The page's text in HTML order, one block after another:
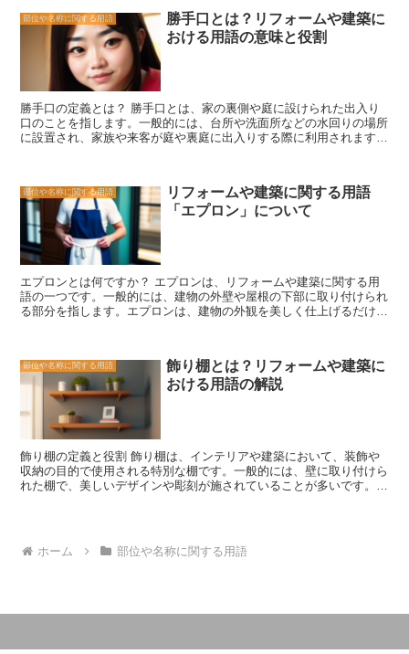
役割を理解し、適切なデザインや材料を選ぶことが重要です。
建築では、軒裏を通じて自然の恵みを受けることができるため、快適
な居住空間を実現することができます。 軒裏の魅力は、その美しさ
と機能性にあります。和風建築の特徴である曲線や彫刻が施された軒
裏は、建物に優雅さと風格を与えます。また、軒裏の空間は、季節の
変化や自然の風景を楽しむことができる場所でもあります。春の桜や
秋の紅葉など、日本の美しい風景を軒裏から眺めることができるので
す。 さらに、軒裏は、和風建築の伝統的な技術や知恵が詰まった場
所でもあります。軒裏の構造や装飾は、職人の技術と美意識が反映さ
れています。和風建築の魅力を引き立てるためには、軒裏のデザイン
い曲線や彫刻、そして自然の風景を楽しむことができる空間は、和風
建築の魅力を存分に引き出してくれます。和風建築に興味がある方
は、ぜひ軒裏の魅力に注目してみてください。
部位や名称に関する用語
勝手口とは？リフォームや建築に
おける用語の意味と役割
勝手口の定義とは？ 勝手口とは、家の裏側や庭に設けられた出入り
口のことを指します。一般的には、台所や洗面所などの水回りの場所
に設置され、家族や来客が庭や裏庭に出入りする際に利用されます。
重宝されます。 さらに、勝手口は非常時にも重要な役割を果たしま
す。火災や地震などの災害が発生した際には、勝手口が避難経路とし
て利用されることがあります。そのため、勝手口は安全性が求められ
る重要な要素となります。 勝手口のリフォームや建築においては、
様々な要素が考慮されます。まず、出入り口の大きさや形状が重要で
す。家族や来客がスムーズに出入りできるように、適切なサイズと形
状を選ぶ必要があります。 また、勝手口の防犯性も重要な要素で
す。防犯対策として、頑丈なドアや鍵の取り付け、センサーライトの
設置などが行われます。これにより、不正侵入や盗難などのリスクを
る美しい外観を実現することができます。 勝手口は、家の中と外を
つなぐ重要な要素であり、機能性と安全性を兼ね備えた設計が求めら
れます。リフォームや建築の際には、専門家のアドバイスを受けなが
ら、最適な勝手口の設計を行うことが大切です。
部位や名称に関する用語
リフォームや建築に関する用語
「エプロン」について
エプロンとは何ですか？ エプロンは、リフォームや建築に関する用
語の一つです。一般的には、建物の外壁や屋根の下部に取り付けられ
る部分を指します。エプロンは、建物の外観を美しく仕上げるだけで
金属、コンクリートなどがあります。素材によって、エプロンの見た
目や耐久性が異なるため、使用する場所や目的に合わせて選ぶことが
重要です。 エプロンの主な役割は、建物の基礎部分を保護すること
です。特に、地面からの水や湿気、雨水の侵入を防ぐ役割がありま
す。また、エプロンは建物の外壁や屋根の下部を覆うことで、風や雨
の影響を軽減し、建物の耐久性を高める役割も果たしています。 さ
らに、エプロンは建物の外観を美しく仕上げるための要素でもありま
す。エプロンのデザインや素材を選ぶことで、建物のスタイルや雰囲
気を演出することができます。特に、木材を使用したエプロンは、温
かみのある風合いを与えることができます。 エプロンは、建物のリ
は、建物の外観や耐久性を向上させる重要な要素です。建物のリフォ
ームや新築時には、エプロンの選択に十分な注意を払い、建物の保護
部位や名称に関する用語
飾り棚とは？リフォームや建築に
おける用語の解説
飾り棚の定義と役割 飾り棚は、インテリアや建築において、装飾や
収納の目的で使用される特別な棚です。一般的には、壁に取り付けら
れた棚で、美しいデザインや彫刻が施されていることが多いです。
個性を引き立てることができます。 また、飾り棚は収納の役割も果
たします。小さなアイテムや日常の必需品を収納することができま
ます。壁面を有効活用することで、床やテーブルのスペースを節約す
ホーム 部位や名称に関する用語